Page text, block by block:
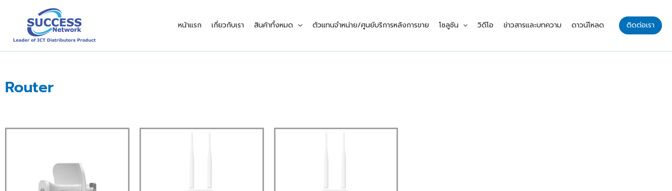
content
หน้าแรก เกี่ยวกับเรา สินค้าทั้งหมด ตัวแทนจำหน่าย/ศูนย์บริการหลังการขาย โซลูชัน วิดีโอ ข่าวสารและบทความ ดาวน์โหลด ติดต่อเรา
Router